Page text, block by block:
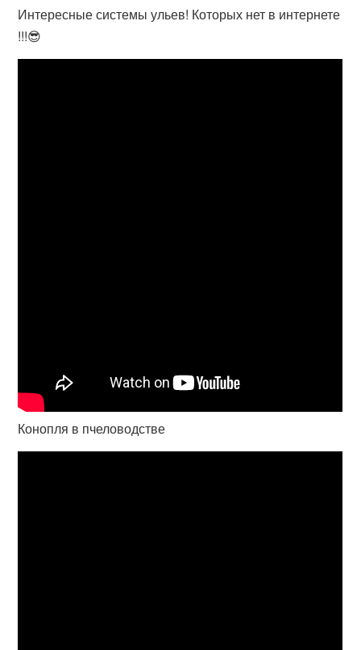
Интересные системы ульев! Которых нет в интернете
!!!😎
Конопля в пчеловодстве